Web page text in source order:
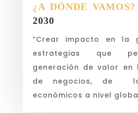
¿A DÓNDE
2030
“Crear impacto en la
estrategias que
generación de valor en
de negocios, de
económicos a nivel